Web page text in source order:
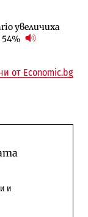
увеличиха
от
от
при
повече
от Economic.bg
и